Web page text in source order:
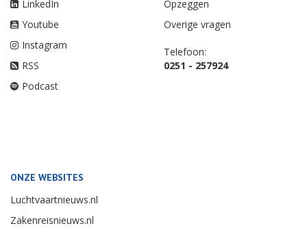
LinkedIn
Youtube
Instagram
RSS
Podcast
Opzeggen
Overige vragen
Telefoon:
0251 - 257924
ONZE WEBSITES
Luchtvaartnieuws.nl
Zakenreisnieuws.nl